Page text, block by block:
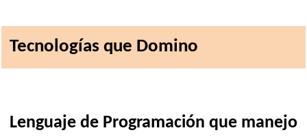
Tecnologías que Domino
Lenguaje de Programación que manejo